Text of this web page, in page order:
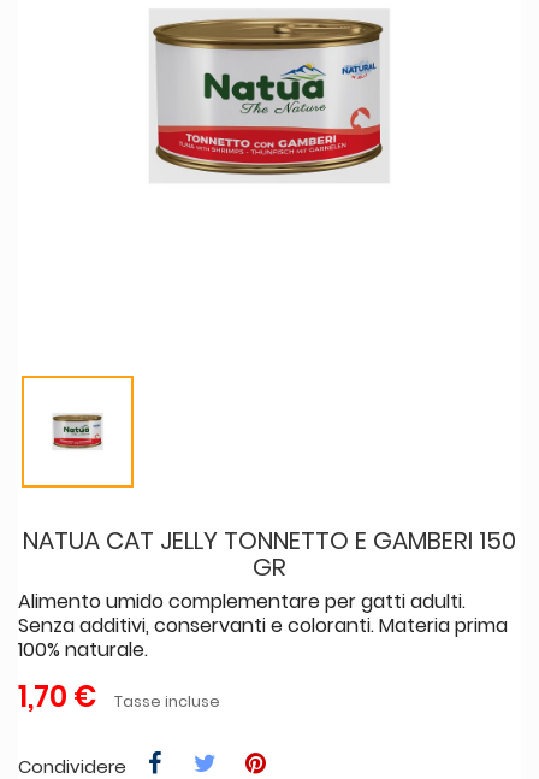
NATUA CAT JELLY TONNETTO E GAMBERI 150
GR
Alimento umido complementare per gatti adulti.
Senza additivi, conservanti e coloranti. Materia prima
100% naturale.
1,70 € Tasse incluse
Condividere